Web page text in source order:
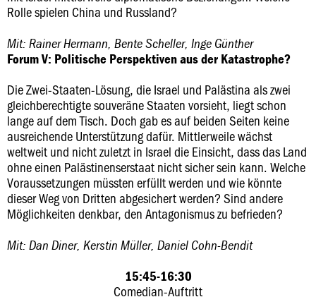
Rolle spielen China und Russland?
Mit: Rainer Hermann, Bente Scheller, Inge Günther
Forum V: Politische Perspektiven aus der Katastrophe?
Die Zwei-Staaten-Lösung, die Israel und Palästina als zwei
gleichberechtigte souveräne Staaten vorsieht, liegt schon
lange auf dem Tisch. Doch gab es auf beiden Seiten keine
ausreichende Unterstützung dafür. Mittlerweile wächst
weltweit und nicht zuletzt in Israel die Einsicht, dass das Land
ohne einen Palästinenserstaat nicht sicher sein kann. Welche
Voraussetzungen müssten erfüllt werden und wie könnte
dieser Weg von Dritten abgesichert werden? Sind andere
Möglichkeiten denkbar, den Antagonismus zu befrieden?
Mit: Dan Diner, Kerstin Müller, Daniel Cohn-Bendit
15:45-16:30
Comedian-Auftritt